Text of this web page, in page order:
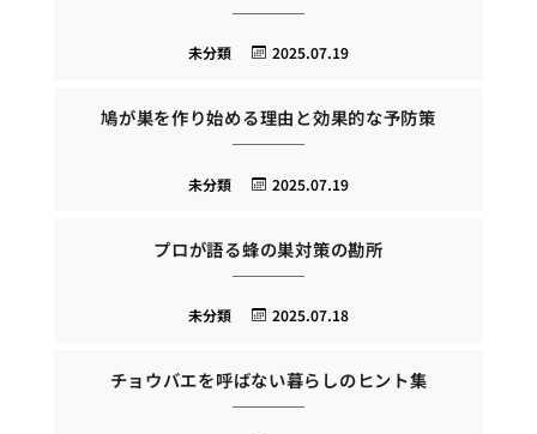
2025.07.19
未分類
鳩が巣を作り始める理由と効果的な予防策
2025.07.19
未分類
プロが語る蜂の巣対策の勘所
2025.07.18
未分類
チョウバエを呼ばない暮らしのヒント集